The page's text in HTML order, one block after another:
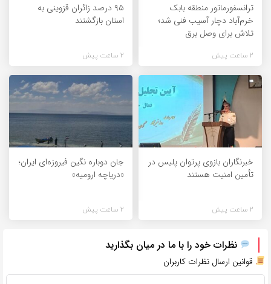
ترانسفورماتور منطقه بابک
خرم‌آباد دچار آسیب فنی شد؛
تلاش برای وصل برق
2 ساعت پیش
۹۵ درصد زائران قزوینی به
استان بازگشتند
2 ساعت پیش
خبرنگاران بازوی پرتوان پلیس در
تأمین امنیت هستند
2 ساعت پیش
جان دوباره نگین فیروزه‌ای ایران؛
«دریاچه ارومیه»
2 ساعت پیش
نظرات خود را با ما در میان بگذارید
قوانین ارسال نظرات کاربران